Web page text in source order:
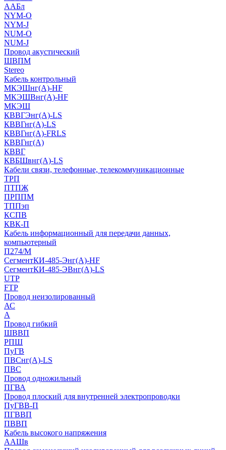
ААБл
NYM-O
NYM-J
NUM-О
NUM-J
Провод акустический
ШВПМ
Stereo
Кабель контрольный
МКЭШнг(A)-HF
МКЭШВнг(А)-HF
МКЭШ
КВВГЭнг(А)-LS
КВВГнг(А)-LS
КВВГнг(А)-FRLS
КВВГнг(А)
КВВГ
КВБШвнг(А)-LS
Кабели связи, телефонные, телекоммуникационные
ТРП
ПТПЖ
ПРППМ
ТППэп
КСПВ
КВК-П
Кабель информационный для передачи данных,
компьютерный
П274/М
СегментКИ-485-Энг(А)-HF
СегментКИ-485-ЭВнг(А)-LS
UTP
FTP
Провод неизолированный
АС
А
Провод гибкий
ШВВП
РПШ
ПуГВ
ПВСнг(А)-LS
ПВС
Провод одножильный
ПГВА
Провод плоский для внутренней электропроводки
ПуГВВ-П
ПГВВП
ПВВП
Кабель высокого напряжения
ААШв